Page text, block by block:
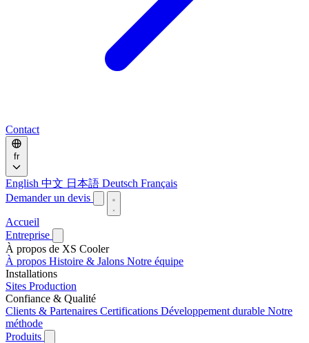
Contact
fr
English 中文 日本語 Deutsch Français
Demander un devis
Accueil
Entreprise
À propos de XS Cooler
À propos Histoire & Jalons Notre équipe
Installations
Sites Production
Confiance & Qualité
Clients & Partenaires Certifications Développement durable Notre
méthode
Produits